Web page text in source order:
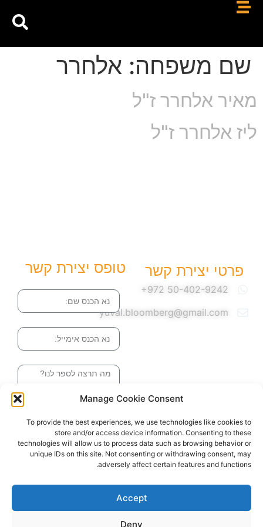
Manage Cookie Consent
To provide the best experiences, we use technologies like cookies to
store and/or access device information. Consenting to these
technologies will allow us to process data such as browsing behavior or
unique IDs on this site. Not consenting or withdrawing consent, may
adversely affect certain features and functions.
Accept
Deny
שם משפחה: אלחרר
מאיר אלחרר ז"ל
ליז אלחרר ז"ל
פרטי יצירת קשר
yuval.bloomberg@gmail.com
טופס יצירת קשר
שליחה והטופס
בדרך אלינו
האתר עוצב ונבנה ע"י סטודיו מומנטום